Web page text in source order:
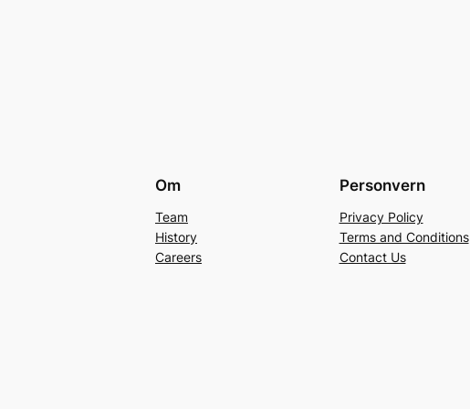
Om
Team
History
Careers
Personvern
Privacy Policy
Terms and Conditions
Contact Us